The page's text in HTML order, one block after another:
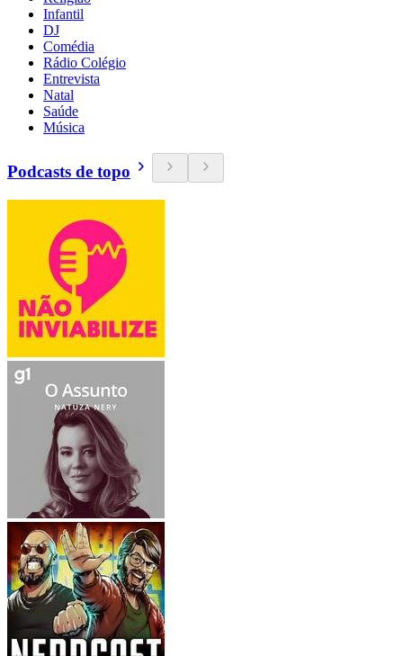
Infantil
DJ
Comédia
Rádio Colégio
Entrevista
Natal
Saúde
Música
Podcasts de topo